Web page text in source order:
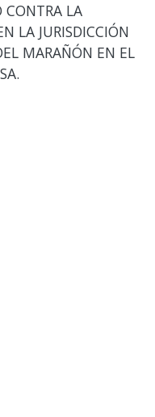
CONTRA LA
LA JURISDICCIÓN
MARAÑÓN EN EL